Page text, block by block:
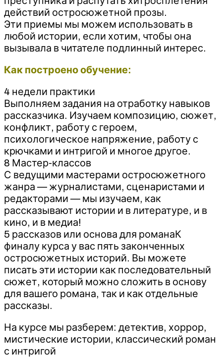
действий остросюжетной прозы.
Эти приемы мы можем использовать в
любой истории, если хотим, чтобы она
вызывала в читателе подлинный интерес.
Как построено обучение:
4 недели практики
Выполняем задания на отработку навыков
рассказчика. Изучаем композицию, сюжет,
конфликт, работу с героем,
психологическое напряжение, работу с
крючками и интригой и многое другое.
8 Мастер-классов
С ведущими мастерами остросюжетного
жанра — журналистами, сценаристами и
редакторами — мы изучаем, как
рассказывают истории и в литературе, и в
кино, и в медиа!
5 рассказов или основа для романаК
финалу курса у вас пять законченных
остросюжетных историй. Вы можете
писать эти истории как последовательный
сюжет, который можно сложить в основу
для вашего романа, так и как отдельные
рассказы.
На курсе мы разберем: детектив, хоррор,
мистические истории, классический роман
с интригой